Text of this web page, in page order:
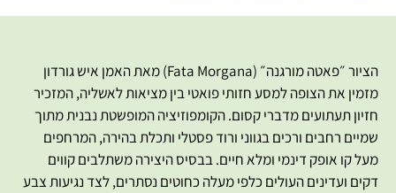
הציור ״פאטה מורגנה״ (Fata Morgana) מאת האמן איש גורדון
מזמין את הצופה למסע חזותי פואטי בין מציאות לאשליה, המזכיר
חזיון תעתועים מדברי קסום. הקומפוזיציה המופשטת נבנית מתוך
שמיים רחבים ורכים בגווני ורוד פסטלי ותכלת בהירה, המרחפים
מעל קו אופק דינמי ומלא חיים. בבסיס היצירה משתלבים קווים
דקים ועדינים העולים כלפי מעלה כחוטים נסתרים, לצד נגיעות צבע